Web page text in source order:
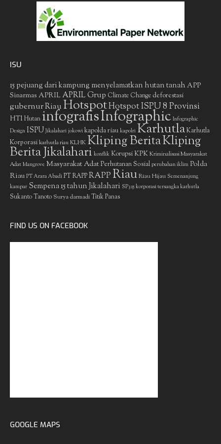
ISU
15 pejuang dari kampung menyelamatkan hutan tanah APP
Sinarmas APRIL APRIL Grup Climate Change deforestasi
gubernur RiauHotspotHotspot ISPU 8 Provinsi
HTIHutan infografisInfographic Infographic
Design ISPU Jikalahari jokowi kapolda riau kapolri KarhutlaKarhutla
Korporasikarhutla riauKLHKKliping BeritaKliping
Berita Jikalahari konflik Korupsi KPKKriminalisasi Masyarakat
Adat Mangrove Masyarakat AdatPerhutanan Sosial perubahan iklim Polda
Riau PT Arara Abadi PT RAPPRAPPRiauRiau Hijau Semenanjung
kampar Sempena 15 tahun Jikalahari SP3 15 korporasi tersangka karhutla
Sukanto Tanoto Surya darmadiTitik Panas
FIND US ON FACEBOOK
GOOGLE MAPS